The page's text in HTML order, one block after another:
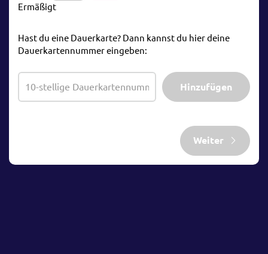
Ermäßigt
Hast du eine Dauerkarte? Dann kannst du hier deine
Dauerkartennummer eingeben:
Hinzufügen
Weiter